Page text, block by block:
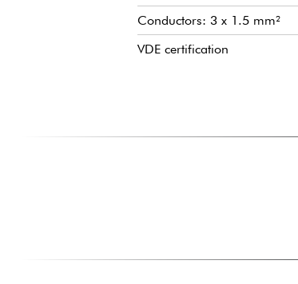
Conductors: 3 x 1.5 mm²
VDE certification